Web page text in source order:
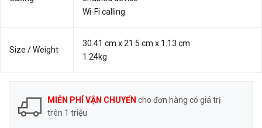
Wi-Fi calling
Size / Weight
30.41 cm x 21.5 cm x 1.13 cm
1.24kg
MIỄN PHÍ VẬN CHUYỂN cho đơn hàng có giá trị
trên 1 triệu